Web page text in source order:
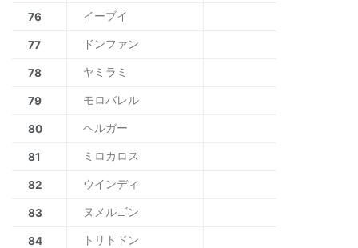
76 イーブイ
77 ドンファン
78 ヤミラミ
79 モロバレル
80 ヘルガー
81 ミロカロス
82 ウインディ
83 ヌメルゴン
84 トリトドン